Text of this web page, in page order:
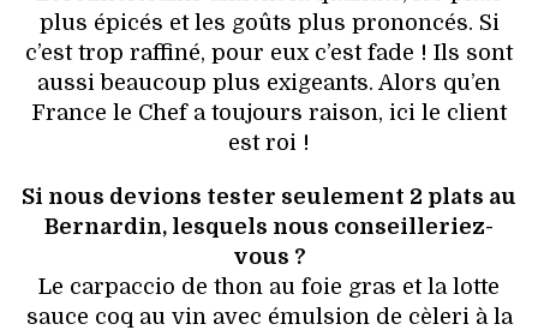
plus épicés et les goûts plus prononcés. Si
c’est trop raffiné, pour eux c’est fade ! Ils sont
aussi beaucoup plus exigeants. Alors qu’en
France le Chef a toujours raison, ici le client
est roi !
Si nous devions tester seulement 2 plats au
Bernardin, lesquels nous conseilleriez-
vous ?
Le carpaccio de thon au foie gras et la lotte
sauce coq au vin avec émulsion de cèleri à la